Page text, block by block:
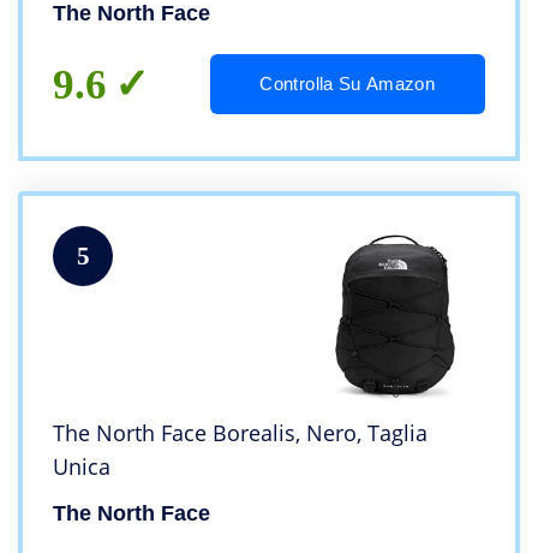
The North Face
9.6 Controlla Su Amazon
5
The North Face Borealis, Nero, Taglia
Unica
The North Face